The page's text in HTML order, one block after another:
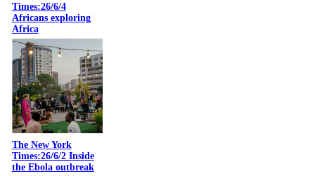
Times:26/6/4
Africans exploring
Africa
The New York
Times:26/6/2 Inside
the Ebola outbreak